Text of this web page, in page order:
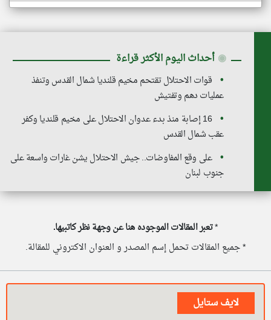
◉ أحداث اليوم الأكثر قراءة
قوات الاحتلال تقتحم مخيم قلنديا شمال القدس وتنفذ
عمليات دهم وتفتيش
16 إصابة منذ بدء عدوان الاحتلال على مخيم قلنديا وكفر
عقب شمال القدس
على وقع المفاوضات.. جيش الاحتلال يشن غارات واسعة على
جنوب لبنان
*تعبر المقالات الموجوده هنا عن وجهة نظر كاتبيها.
* جميع المقالات تحمل إسم المصدر و العنوان الاكتروني للمقالة.
لايف ستايل